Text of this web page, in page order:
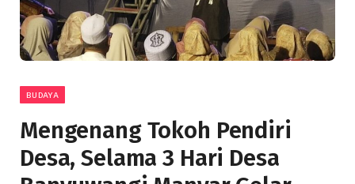
BUDAYA
Mengenang Tokoh Pendiri
Desa, Selama 3 Hari Desa